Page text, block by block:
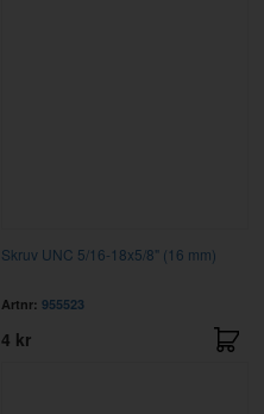
Skruv UNC 5/16-18x5/8" (16 mm)
Artnr: 955523
4 kr